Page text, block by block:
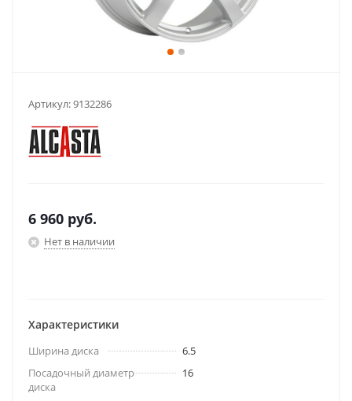
Артикул:9132286
6 960 руб.
Нет в наличии
Характеристики
Ширина диска
6.5
Посадочный диаметр
диска
16